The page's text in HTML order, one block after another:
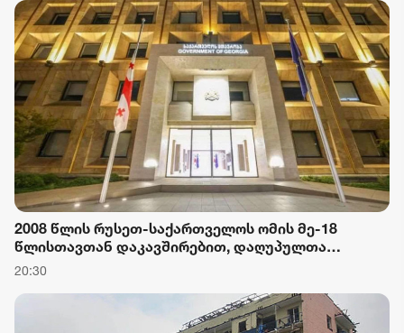
2008 წლის რუსეთ-საქართველოს ომის მე-18
წლისთავთან დაკავშირებით, დაღუპულთა
ხსოვნისთვის პატივის მიგების ნიშნად,
შენობაზე სახელმწიფო დროშა დაეშვა
20:30